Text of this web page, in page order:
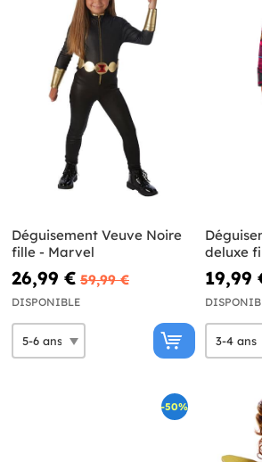
Déguisement Veuve Noire
fille - Marvel
26,99 € 59,99 €
DISPONIBLE
deluxe
de la
19,99
-50%